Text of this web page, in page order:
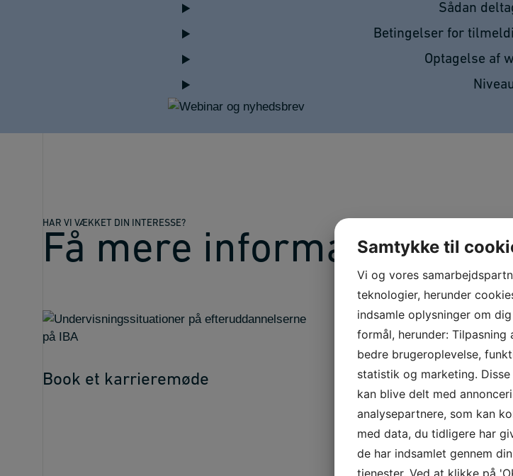
Sådan
Betingelser for
Optagelse af
Niveau
HAR VI VÆKKET DIN INTERESSE?
Få mere information
Book et karrieremøde Få en
Samtykke til
Vi og vores
teknologier, herunder
indsamle oplysninger om
formål, herunder: Tilpasning
bedre brugeroplevelse,
statistik og marketing.
kan blive delt med
analysepartnere, som kan
med data, du tidligere har
de har indsamlet gennem
tjenester. Ved at klikke på